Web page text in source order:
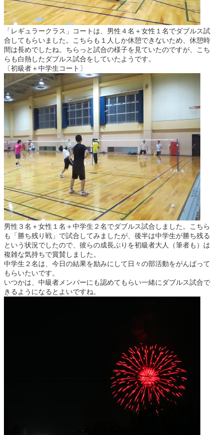
「レギュラークラス」コートは、男性４名＋女性１名でダブルス試
合してもらいました。こちらも１人しか休憩できないため、休憩時
間は長めでしたね。ちらっと試合の様子を見ていたのですが、こち
らも白熱したダブルス試合をしていたようです。
〔初級者＋中学生コート〕
男性３名＋女性１名＋中学生２名でダブルス試合しました。こちら
も「勝ち残り戦」で試合してみましたが、後半は中学生が勝ち残る
という状況でしたので、彼らの成長ぶりを初級者大人（筆者も）は
複雑な気持ちで賞賛しました。
中学生２名は、今日の結果を励みにして日々の部活動をがんばって
もらいたいです。
いつかは、中級者メンバーにも認めてもらい一緒にダブルス試合で
きるようになるとよいですね。